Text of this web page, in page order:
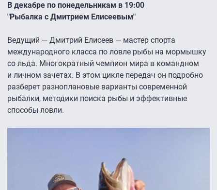
В декабре по понедельникам в 19:00
"Рыбалка с Дмитрием Елисеевым"
Ведущий — Дмитрий Елисеев — мастер спорта
международного класса по ловле рыбы на мормышку
со льда. Многократный чемпион мира в командном
и личном зачетах. В этом цикле передач он подробно
разберет разноплановые варианты современной
рыбалки, методики поиска рыбы и эффективные
способы ловли.